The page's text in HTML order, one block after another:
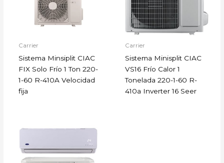
Carrier
Sistema Minsiplit CIAC
FIX Solo Frío 1 Ton 220-
1-60 R-410A Velocidad
fija
Carrier
Sistema Minisplit CIAC
VS16 Frío Calor 1
Tonelada 220-1-60 R-
410a Inverter 16 Seer